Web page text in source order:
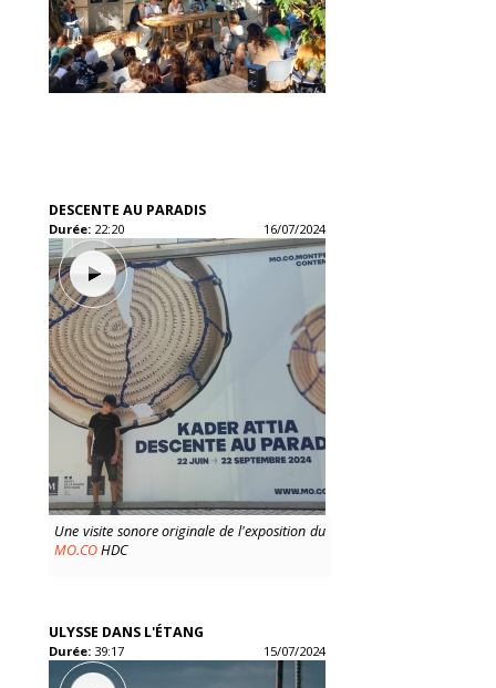
DESCENTE AU PARADIS
Durée: 22:20 16/07/2024
Une visite sonore originale de l'exposition du
MO.COHDC
ULYSSE DANS L'ÉTANG
Durée: 39:17 15/07/2024